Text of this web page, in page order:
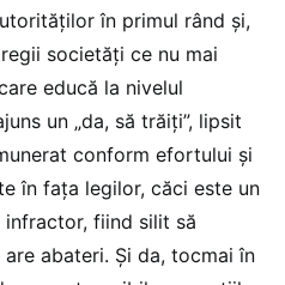
în primul rând și,
societăți ce nu mai
educă la nivelul
un „da, să trăiți”, lipsit
conform efortului și
în fața legilor, căci este un
fiind silit să
abateri. Și da, tocmai în